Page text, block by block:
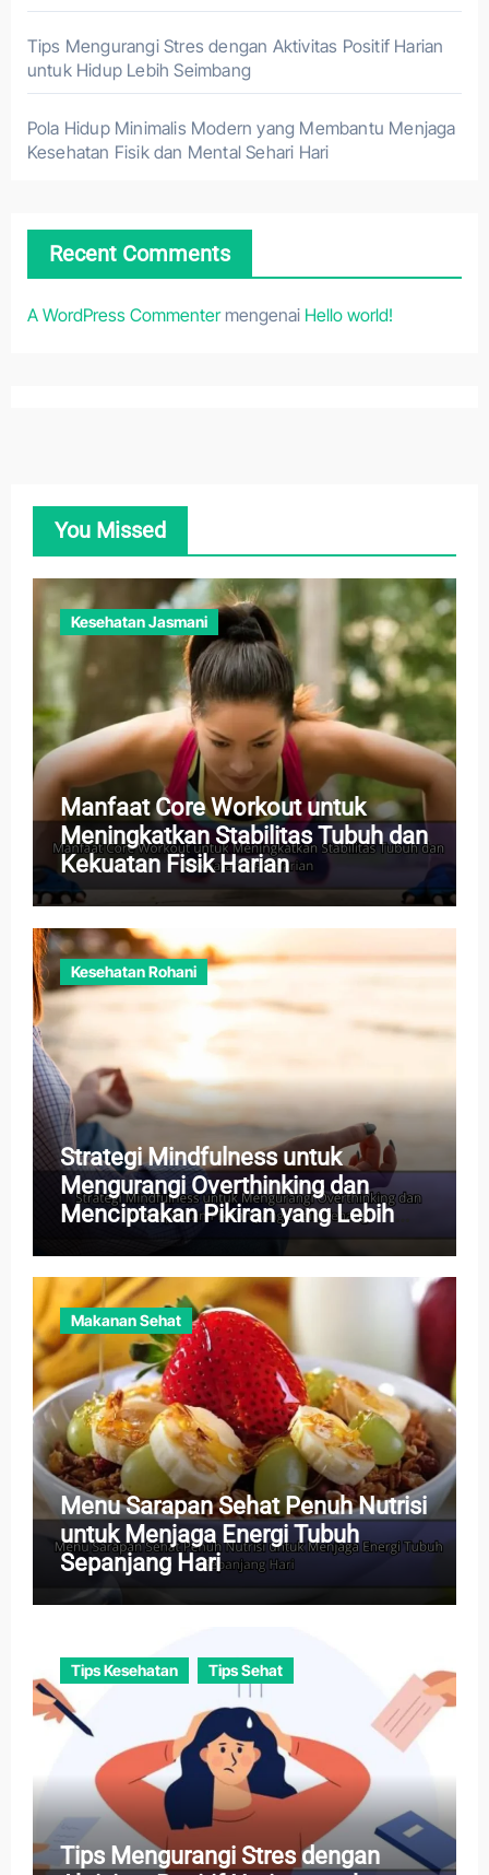
Tips Mengurangi Stres dengan Aktivitas Positif Harian
untuk Hidup Lebih Seimbang
Pola Hidup Minimalis Modern yang Membantu Menjaga
Kesehatan Fisik dan Mental Sehari Hari
Recent Comments
A WordPress Commentermengenai Hello world!
You Missed
Kesehatan Jasmani
Manfaat Core Workout untuk
Meningkatkan Stabilitas Tubuh dan
Kekuatan Fisik Harian
Kesehatan Rohani
Strategi Mindfulness untuk
Mengurangi Overthinking dan
Menciptakan Pikiran yang Lebih
Makanan Sehat
Menu Sarapan Sehat Penuh Nutrisi
untuk Menjaga Energi Tubuh
Sepanjang Hari
Tips Kesehatan Tips Sehat
Tips Mengurangi Stres dengan